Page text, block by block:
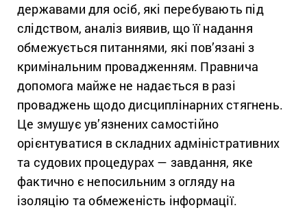
державами для осіб, які перебувають під
слідством, аналіз виявив, що її надання
обмежується питаннями, які пов’язані з
кримінальним провадженням. Правнича
допомога майже не надається в разі
проваджень щодо дисциплінарних стягнень.
Це змушує ув’язнених самостійно
орієнтуватися в складних адміністративних
та судових процедурах — завдання, яке
фактично є непосильним з огляду на
ізоляцію та обмеженість інформації.